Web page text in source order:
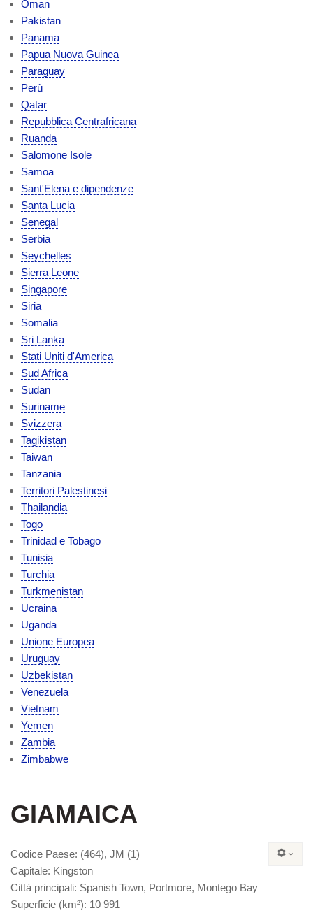
Oman
Pakistan
Panama
Papua Nuova Guinea
Paraguay
Perù
Qatar
Repubblica Centrafricana
Ruanda
Salomone Isole
Samoa
Sant'Elena e dipendenze
Santa Lucia
Senegal
Serbia
Seychelles
Sierra Leone
Singapore
Siria
Somalia
Sri Lanka
Stati Uniti d'America
Sud Africa
Sudan
Suriname
Svizzera
Tagikistan
Taiwan
Tanzania
Territori Palestinesi
Thailandia
Togo
Trinidad e Tobago
Tunisia
Turchia
Turkmenistan
Ucraina
Uganda
Unione Europea
Uruguay
Uzbekistan
Venezuela
Vietnam
Yemen
Zambia
Zimbabwe
GIAMAICA
Codice Paese: (464), JM (1)
Capitale: Kingston
Città principali: Spanish Town, Portmore, Montego Bay
Superficie (km²): 10 991